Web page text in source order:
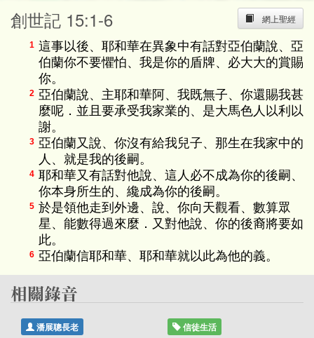
網上聖經
創世記 15:1-6
1 這事以後、耶和華在異象中有話對亞伯蘭說、亞
伯蘭你不要懼怕、我是你的盾牌、必大大的賞賜
你。
2 亞伯蘭說、主耶和華阿、我既無子、你還賜我甚
麼呢．並且要承受我家業的、是大馬色人以利以
謝。
3 亞伯蘭又說、你沒有給我兒子、那生在我家中的
人、就是我的後嗣。
4 耶和華又有話對他說、這人必不成為你的後嗣、
你本身所生的、纔成為你的後嗣。
5 於是領他走到外邊、說、你向天觀看、數算眾
星、能數得過來麼．又對他說、你的後裔將要如
此。
6 亞伯蘭信耶和華、耶和華就以此為他的義。
潘展聰長老 信徒生活